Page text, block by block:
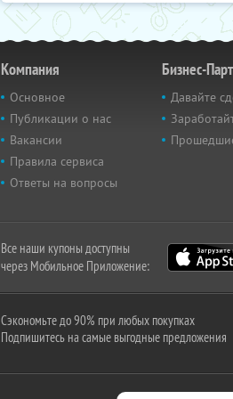
Компания
Основное
Публикации о нас
Вакансии
Правила сервиса
Ответы на вопросы
Бизнес-
Давайте
Все наши купоны доступны
через Мобильное Приложение:
Сэкономьте до 90% при любых покупках
Подпишитесь на самые выгодные предложения